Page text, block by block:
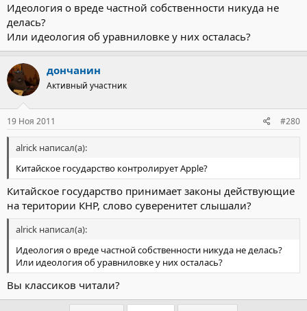
Идеология о вреде частной собственности никуда не
делась?
Или идеология об уравниловке у них осталась?
дончанин
Активный участник
19 Ноя 2011 #280
alrick написал(а):
Китайское государство контролирует Apple?
Китайское государство принимает законы действующие
на територии КНР, слово суверенитет слышали?
alrick написал(а):
Идеология о вреде частной собственности никуда не делась?
Или идеология об уравниловке у них осталась?
Вы классиков читали?